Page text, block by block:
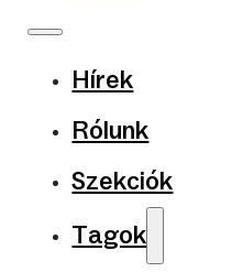
Hírek
Rólunk
Szekciók
Tagok